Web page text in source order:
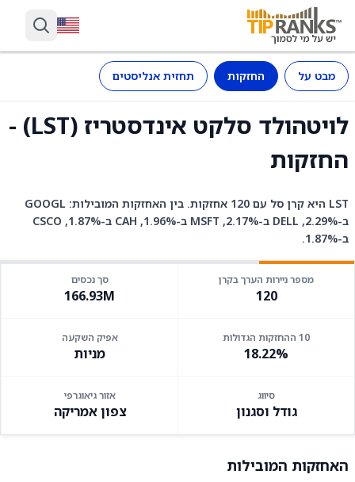
מבט על החזקות תחזית אנליסטים
לויטהולד סלקט אינדסטריז (LST) -
החזקות
LST היא קרן סל עם 120 אחזקות. בין האחזקות המובילות: GOOGL
ב-2.29%, DELL ב-2.17%, MSFT ב-1.96%, CAH ב-1.87%, CSCO
ב-1.87%.
מספר ניירות הערך בקרן
120
סך נכסים
166.93M
10 ההחזקות הגדולות
18.22%
אפיק השקעה
מניות
סיווג
גודל וסגנון
אזור גיאוגרפי
צפון אמריקה
האחזקות המובילות